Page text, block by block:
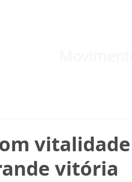
vitalidade
vitória